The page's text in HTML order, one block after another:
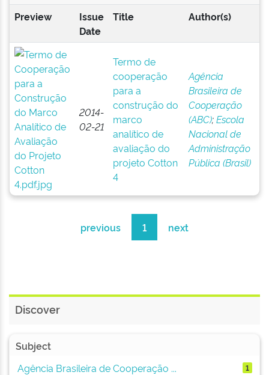
Preview
Issue
Date
Title Author(s)
2014-
02-21
Termo de
cooperação
para a
construção do
marco
analítico de
avaliação do
projeto Cotton
4
Agência
Brasileira de
Cooperação
(ABC);Escola
Nacional de
Administração
Pública (Brasil)
previous 1 next
Discover
Subject
Agência Brasileira de Cooperação ...
1